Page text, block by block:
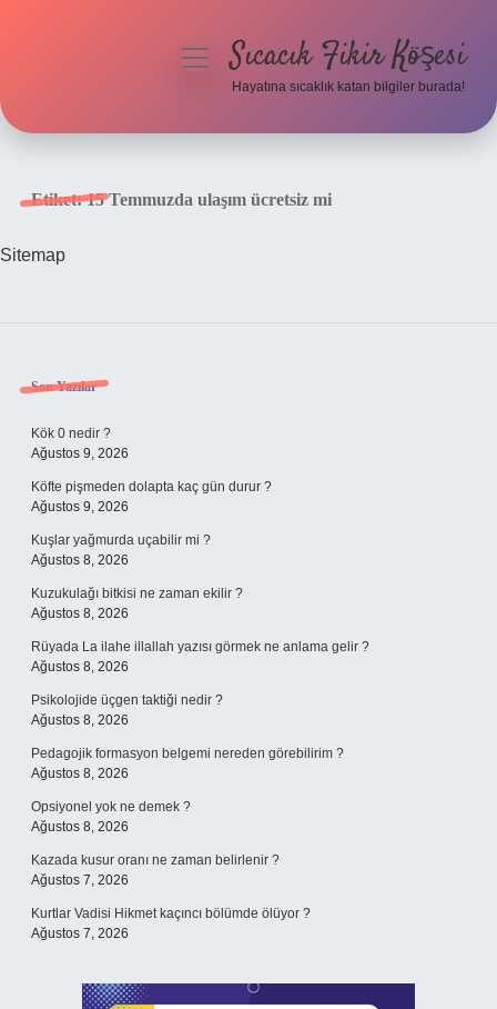
menüyüSıcacık Fikir Köşesi
Hayatına sıcaklık katan bilgiler burada!
Etiket:15 Temmuzda ulaşım ücretsiz mi
Sitemap
Sidebar
Son Yazılar
Kök 0 nedir ?
Ağustos 9, 2026
Köfte pişmeden dolapta kaç gün durur ?
Ağustos 9, 2026
Kuşlar yağmurda uçabilir mi ?
Ağustos 8, 2026
Kuzukulağı bitkisi ne zaman ekilir ?
Ağustos 8, 2026
Rüyada La ilahe illallah yazısı görmek ne anlama gelir ?
Ağustos 8, 2026
Psikolojide üçgen taktiği nedir ?
Ağustos 8, 2026
Pedagojik formasyon belgemi nereden görebilirim ?
Ağustos 8, 2026
Opsiyonel yok ne demek ?
Ağustos 8, 2026
Kazada kusur oranı ne zaman belirlenir ?
Ağustos 7, 2026
Kurtlar Vadisi Hikmet kaçıncı bölümde ölüyor ?
Ağustos 7, 2026